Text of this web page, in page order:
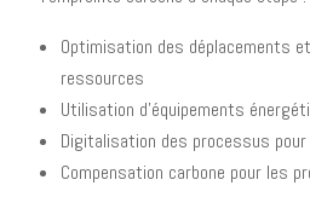
Optimisation des déplacements
ressources
Utilisation d'équipements
Digitalisation des processus
Compensation carbone pour les